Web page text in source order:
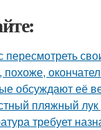
обсуждают её
пляжный
требует